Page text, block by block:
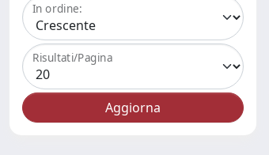
In ordine:
Risultati/Pagina